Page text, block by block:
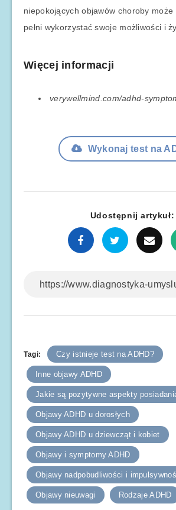
niepokojących objawów choroby może
pełni wykorzystać swoje możliwości i
Więcej informacji
verywellmind.com/adhd-
Wykonaj test na
Udostępnij artykuł:
Tagi: Czy istnieje test na ADHD?
Inne objawy ADHD
Jakie są pozytywne aspekty
Objawy ADHD u dorosłych
Objawy ADHD u dziewcząt i kobiet
Objawy i symptomy ADHD
Objawy nadpobudliwości i
Objawy nieuwagi Rodzaje ADHD